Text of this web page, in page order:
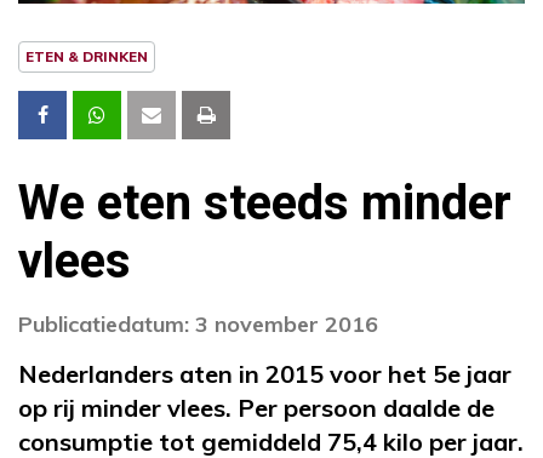
ETEN & DRINKEN
We eten steeds minder
vlees
Publicatiedatum: 3 november 2016
Nederlanders aten in 2015 voor het 5e jaar
op rij minder vlees. Per persoon daalde de
consumptie tot gemiddeld 75,4 kilo per jaar.